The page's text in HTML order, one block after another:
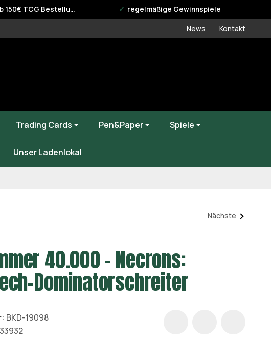
TCG Bestellung regelmäßige Gewinnspiele
News Kontakt
Trading Cards Pen&Paper Spiele
Unser Ladenlokal
Nächste
40.000 – Necrons:
Dominatorschreiter
BKD-19098